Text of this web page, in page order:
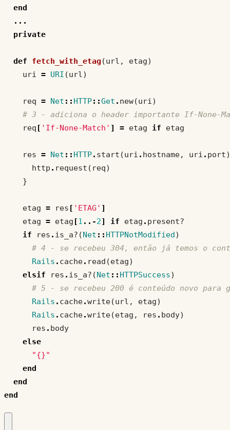
end
...
private
def fetch_with_etag (url , etag)
uri = URI (url)
req = Net :: HTTP::Get . new(uri)
# 3 - adiciona o header importante If-None-
req [ 'If-None-Match' ] = etag if etag
res = Net :: HTTP. start (uri . hostname, uri . port)
http . request ( req)
}
etag = res [ 'ETAG' ]
etag = etag [1 ..-2] if etag . present?
if
res . is_a? (Net :: HTTPNotModified)
# 4 - se recebeu 304, então já temos o
Rails . cache. read (etag)
elsif
res . is_a? (Net :: HTTPSuccess)
# 5 - se recebeu 200 é conteúdo novo
Rails . cache.write(url , etag)
Rails . cache.write(etag , res . body)
res . body
else
"{}"
end
end
end